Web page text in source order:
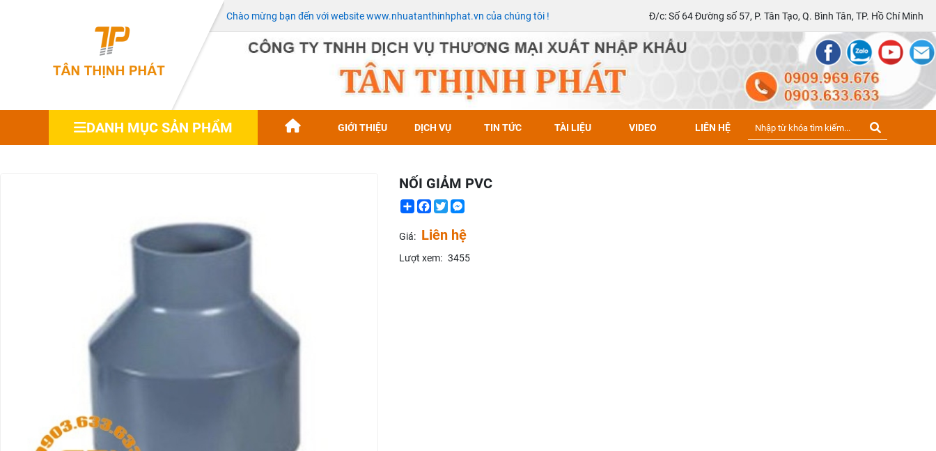
Chào mừng bạn đến với website www.nhuatanthinhphat.vn của chúng tôi ! Đ/c: Số 64 Đường số 57, P. Tân Tạo, Q. Bình Tân, TP. Hồ Chí Minh
DANH MỤC SẢN PHẨM GIỚI THIỆU DỊCH VỤ TIN TỨC TÀI LIỆU VIDEO LIÊN HỆ
NỐI GIẢM PVC
ShareFacebook
TwitterMessenger
Giá: Liên hệ
Lượt xem: 3455